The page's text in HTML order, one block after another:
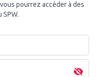
pourrez accéder à des